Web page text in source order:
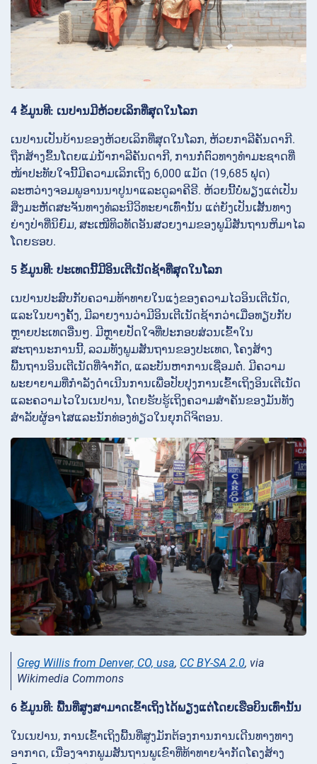
4 ຂໍ້ມູນທີ: ເນປານມີຫ້ວຍເລິກທີ່ສຸດໃນໂລກ
ເນປານເປັນບ້ານຂອງຫ້ວຍເລິກທີ່ສຸດໃນໂລກ, ຫ້ວຍກາລີຄັນດາກີ.
ຖືກສ້າງຂຶ້ນໂດຍແມ່ນ້ຳກາລີຄັນດາກີ, ການກໍ່ຕົວທາງທໍາມະຊາດທີ່
ໜ້າປະທັບໃຈນີ້ມີຄວາມເລິກເຖິງ 6,000 ແມັດ (19,685 ຟຸດ)
ລະຫວ່າງຈອມພູອານນາປູນາແລະດູລາຄີຣີ. ຫ້ວຍນີ້ບໍ່ພຽງແຕ່ເປັນ
ສິ່ງມະຫັດສະຈັນທາງທໍລະນີວິທະຍາເທົ່ານັ້ນ ແຕ່ຍັງເປັນເສັ້ນທາງ
ຍ່າງປ່າທີ່ນິຍົມ, ສະເໜີທິວທັດອັນສວຍງາມຂອງພູມິສັນຖານຫິມາໄລ
ໂດຍຮອບ.
5 ຂໍ້ມູນທີ: ປະເທດນີ້ມີອິນເຕີເນັດຊ້າທີ່ສຸດໃນໂລກ
ເນປານປະສົບກັບຄວາມທ້າທາຍໃນແງ່ຂອງຄວາມໄວອິນເຕີເນັດ,
ແລະໃນບາງຄັ້ງ, ມີລາຍງານວ່າມີອິນເຕີເນັດຊ້າກວ່າເມື່ອທຽບກັບ
ຫຼາຍປະເທດອື່ນໆ. ມີຫຼາຍປັດໃຈທີ່ປະກອບສ່ວນເຂົ້າໃນ
ສະຖານະການນີ້, ລວມທັງພູມສັນຖານຂອງປະເທດ, ໂຄງສ້າງ
ພື້ນຖານອິນເຕີເນັດທີ່ຈໍາກັດ, ແລະບັນຫາການເຊື່ອມຕໍ່. ມີຄວາມ
ພະຍາຍາມທີ່ກໍາລັງດໍາເນີນການເພື່ອປັບປຸງການເຂົ້າເຖິງອິນເຕີເນັດ
ແລະຄວາມໄວໃນເນປານ, ໂດຍຮັບຮູ້ເຖິງຄວາມສໍາຄັນຂອງມັນທັງ
ສໍາລັບຜູ້ອາໄສແລະນັກທ່ອງທ່ຽວໃນຍຸກດິຈິຕອນ.
Greg Willis from Denver, CO, usa, CC BY-SA 2.0, via
Wikimedia Commons
6 ຂໍ້ມູນທີ: ພື້ນທີ່ສູງສາມາດເຂົ້າເຖິງໄດ້ພຽງແຕ່ໂດຍເຮືອບິນເທົ່ານັ້ນ
ໃນເນປານ, ການເຂົ້າເຖິງພື້ນທີ່ສູງມັກຕ້ອງການການເດີນທາງທາງ
ອາກາດ, ເນື່ອງຈາກພູມສັນຖານພູເຂົາທີ່ທ້າທາຍຈໍາກັດໂຄງສ້າງ